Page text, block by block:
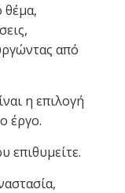
θέμα,
από
η επιλογή
έργο.
επιθυμείτε.